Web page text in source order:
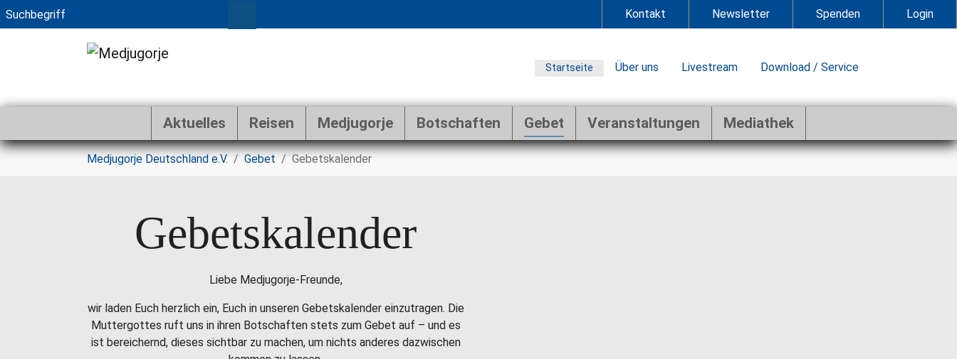
Zum Hauptinhalt springen
Kontakt Newsletter Spenden Login
Startseite Über uns Livestream Download / Service
Aktuelles Reisen Medjugorje Botschaften Gebet Veranstaltungen Mediathek
Sie sind hier:
Medjugorje Deutschland e.V. Gebet Gebetskalender
Gebetskalender
Liebe Medjugorje-Freunde,
wir laden Euch herzlich ein, Euch in unseren Gebetskalender einzutragen. Die
Muttergottes ruft uns in ihren Botschaften stets zum Gebet auf – und es
ist bereichernd, dieses sichtbar zu machen, um nichts anderes dazwischen